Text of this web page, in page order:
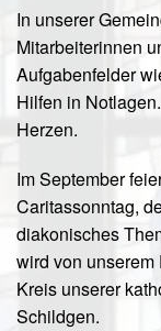
Einrichtungen
Gottesdienste
Gemeinde
Im Laufe des Lebens
Suche
In unserer
Mitarbeiterinnen
Aufgabenfelder
Hilfen in
Herzen.
Im September
Caritassonntag,
diakonisches
wird von
Kreis unserer
Schildgen.